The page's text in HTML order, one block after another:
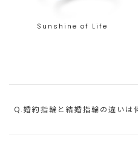
Sunshine of Life
Q.婚約指輪と結婚指輪の違いは